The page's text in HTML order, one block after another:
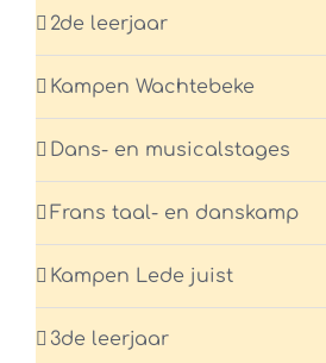
2de leerjaar
Kampen Wachtebeke
Dans- en musicalstages
Frans taal- en danskamp
Kampen Lede juist
3de leerjaar